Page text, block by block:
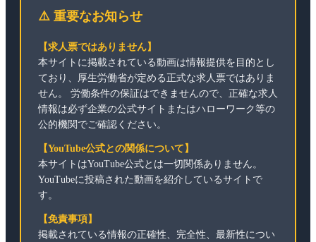
⚠️ 重要なお知らせ
【求人票ではありません】
本サイトに掲載されている動画は情報提供を目的とし
ており、厚生労働省が定める正式な求人票ではありま
せん。 労働条件の保証はできませんので、正確な求人
情報は必ず企業の公式サイトまたはハローワーク等の
公的機関でご確認ください。
【YouTube公式との関係について】
本サイトはYouTube公式とは一切関係ありません。
YouTubeに投稿された動画を紹介しているサイトで
す。
【免責事項】
掲載されている情報の正確性、完全性、最新性につい